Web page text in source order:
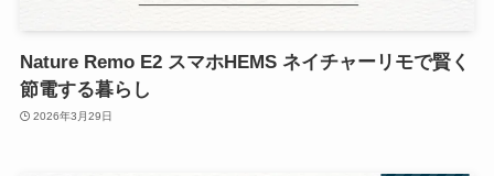
Nature Remo E2 スマホHEMS ネイチャーリモで賢く
節電する暮らし
2026年3月29日